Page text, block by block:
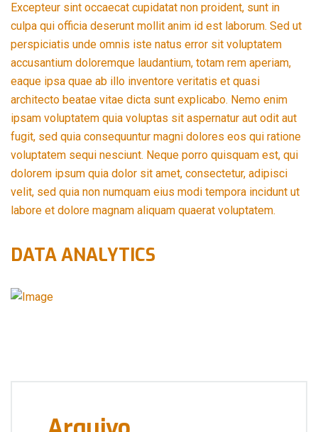
Excepteur sint occaecat cupidatat non proident, sunt in
culpa qui officia deserunt mollit anim id est laborum. Sed ut
perspiciatis unde omnis iste natus error sit voluptatem
accusantium doloremque laudantium, totam rem aperiam,
eaque ipsa quae ab illo inventore veritatis et quasi
architecto beatae vitae dicta sunt explicabo. Nemo enim
ipsam voluptatem quia voluptas sit aspernatur aut odit aut
fugit, sed quia consequuntur magni dolores eos qui ratione
voluptatem sequi nesciunt. Neque porro quisquam est, qui
dolorem ipsum quia dolor sit amet, consectetur, adipisci
velit, sed quia non numquam eius modi tempora incidunt ut
labore et dolore magnam aliquam quaerat voluptatem.
DATA ANALYTICS